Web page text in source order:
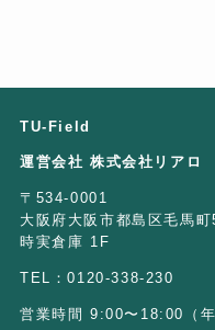
TU-Field
運営会社 株式会社リアロ
〒534-0001
大阪府大阪市都島区毛馬
時実倉庫 1F
TEL：0120-338-230
営業時間 9:00〜18:00（年